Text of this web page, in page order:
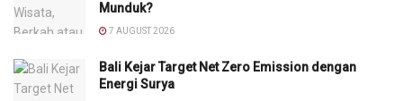
Munduk?
7 AUGUST 2026
Bali Kejar Target Net Zero Emission dengan
Energi Surya